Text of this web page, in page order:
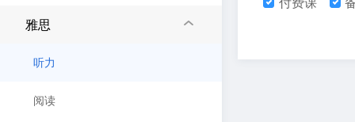
雅思
听力
阅读